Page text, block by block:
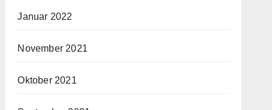
Januar 2022
November 2021
Oktober 2021